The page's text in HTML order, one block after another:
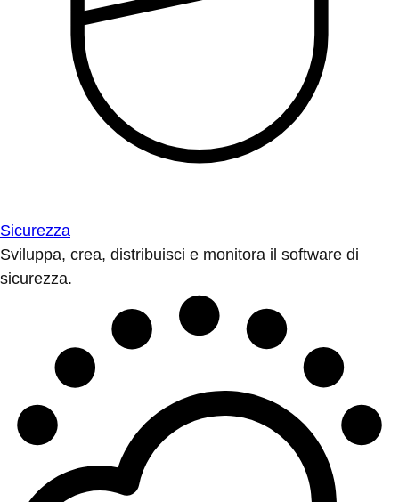
Sicurezza
Sviluppa, crea, distribuisci e monitora il software di
sicurezza.